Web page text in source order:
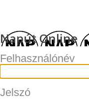
Napút Online
Felhasználónév
Jelszó